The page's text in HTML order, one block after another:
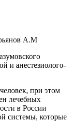
А.М
и анестезиолого-
при этом
лечебных
в России
системы, которые